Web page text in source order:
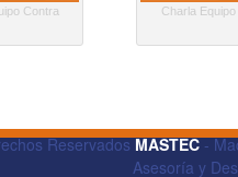
Contra
Charla
ReservadosMASTEC-
Asesoría y